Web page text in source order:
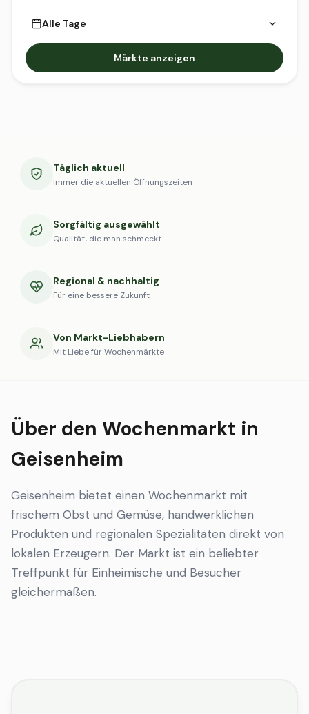
Alle Tage
Märkte anzeigen
Täglich aktuell
Immer die aktuellen Öffnungszeiten
Sorgfältig ausgewählt
Qualität, die man schmeckt
Regional & nachhaltig
Für eine bessere Zukunft
Von Markt-Liebhabern
Mit Liebe für Wochenmärkte
Über den Wochenmarkt in
Geisenheim
Geisenheim bietet einen Wochenmarkt mit
frischem Obst und Gemüse, handwerklichen
Produkten und regionalen Spezialitäten direkt von
lokalen Erzeugern. Der Markt ist ein beliebter
Treffpunkt für Einheimische und Besucher
gleichermaßen.